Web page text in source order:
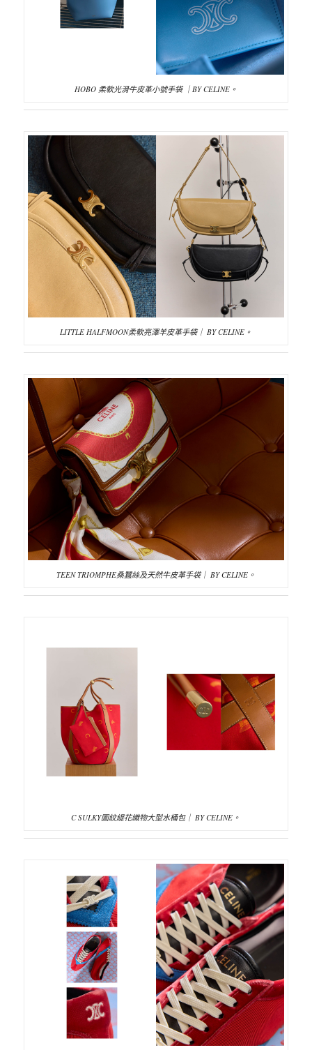
HOBO 柔軟光滑牛皮革小號手袋 ｜BY CELINE。
LITTLE HALFMOON柔軟亮澤羊皮革手袋｜ BY CELINE。
TEEN TRIOMPHE桑蠶絲及天然牛皮革手袋｜ BY CELINE。
C SULKY圖紋緹花織物大型水桶包｜ BY CELINE。